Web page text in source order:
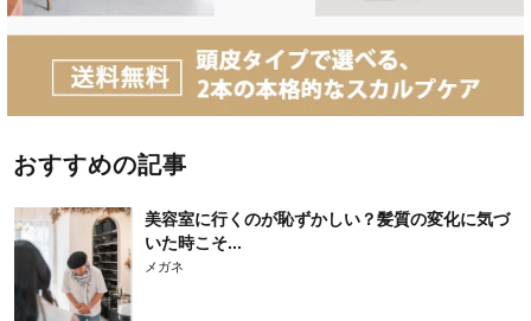
おすすめの記事
美容室に行くのが恥ずかしい？髪質の変化に気づ
いた時こそ...
メガネ